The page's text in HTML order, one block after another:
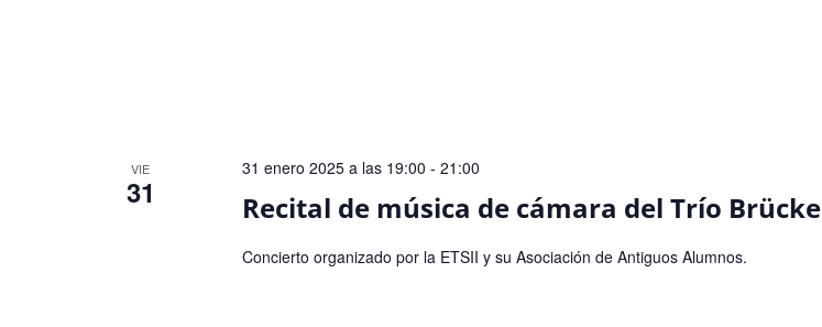
VIE
31 Recital de música de cámara del Trío Brücke
31 enero 2025 a las 19:00 - 21:00
Concierto organizado por la ETSII y su Asociación de Antiguos Alumnos.